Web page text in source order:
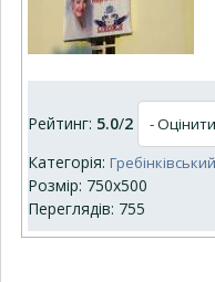
Рейтинг: 5.0/2
Категорія:
Розмір: 750x500
Переглядів: 755